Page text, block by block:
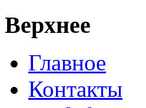
Верхнее
Главное
Контакты